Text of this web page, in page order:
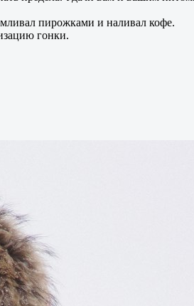
пирожками и наливал кофе.
гонки.